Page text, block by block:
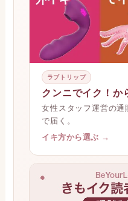
ラブトリップ
クンニでイク！か
女性スタッフ運営の
で届く。
イキ方から選ぶ →